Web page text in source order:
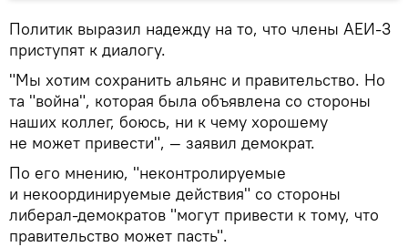
Политик выразил надежду на то, что члены АЕИ-3
приступят к диалогу.
"Мы хотим сохранить альянс и правительство. Но
та "война", которая была объявлена со стороны
наших коллег, боюсь, ни к чему хорошему
не может привести", — заявил демократ.
По его мнению, "неконтролируемые
и некоординируемые действия" со стороны
либерал-демократов "могут привести к тому, что
правительство может пасть".